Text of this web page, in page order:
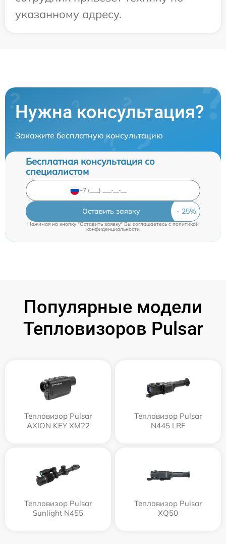
указанному адресу.
Нужна консультация?
Закажите бесплатную консультацию
Бесплатная консультация со
специалистом
Оставить заявку
Нажимая на кнопку "Оставить заявку" Вы соглашаетесь cполитикой
конфиденциальности
Популярные модели
Тепловизоров Pulsar
Тепловизор Pulsar
AXION KEY XM22
Тепловизор Pulsar
N445 LRF
Тепловизор Pulsar
Sunlight N455
Тепловизор Pulsar
XQ50